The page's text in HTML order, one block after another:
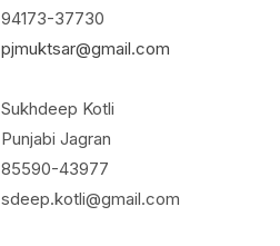
94173-37730
pjmuktsar@gmail.com
Sukhdeep Kotli
Punjabi Jagran
85590-43977
sdeep.kotli@gmail.com